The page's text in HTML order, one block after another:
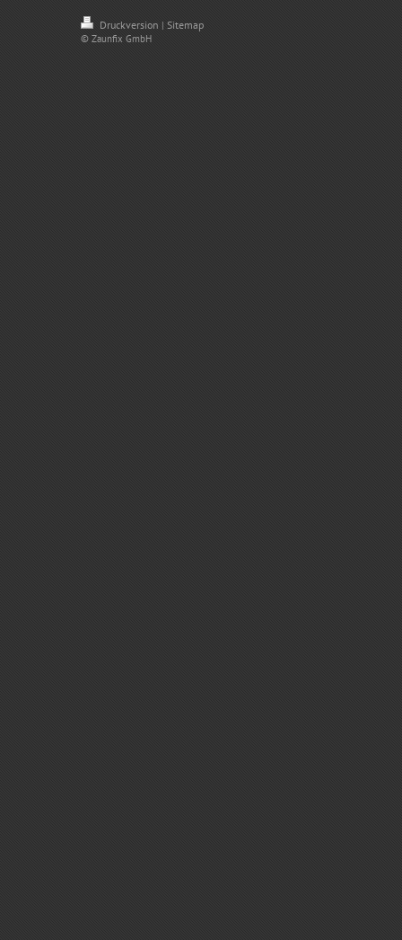
Druckversion | Sitemap
© Zaunfix GmbH